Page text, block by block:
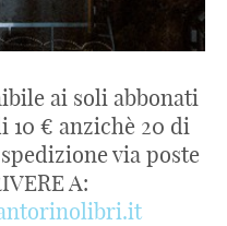
ai soli abbonati
10 € anzichè 20 di
via poste
A: